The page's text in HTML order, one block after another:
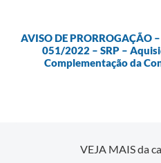
AVISO DE PRORROGAÇÃO
051/2022 – SRP –
Complementação da
VEJA MAIS da